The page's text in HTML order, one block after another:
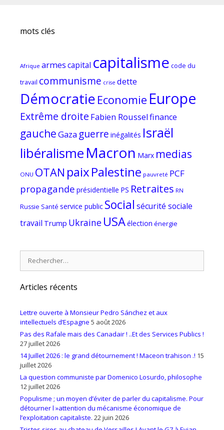
mots clés
Afrique armescapital capitalisme code du
travail communisme crise dette
Démocratie Economie Europe
Extrême droite Fabien Rousselfinance
gaucheGaza guerre inégalités Israël
libéralismeMacron Marx medias
ONU OTAN paixPalestine pauvreté PCF
propagande présidentielle PS Retraites RN
Russie Santé service public Social sécurité sociale
travail Trump Ukraine USAélection énergie
Articles récents
Lettre ouverte à Monsieur Pedro Sánchez et aux
intellectuels d’Espagne 5 août 2026
Pas des Rafale mais des Canadair ! ..Et des Services Publics !
27 juillet 2026
14 Juillet 2026 : le grand détournement ! Maceon trahison .! 15
juillet 2026
La question communiste par Domenico Losurdo, philosophe
12 juillet 2026
Populisme ; un moyen d’éviter de parler du capitalisme. Pour
détourner l »attention du mécanisme économique de
l’exploitation capitaliste. 22 juin 2026